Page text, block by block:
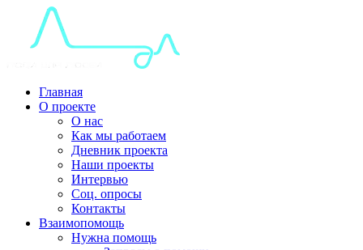
Главная
О проекте
О нас
Как мы работаем
Дневник проекта
Наши проекты
Интервью
Соц. опросы
Контакты
Взаимопомощь
Нужна помощь